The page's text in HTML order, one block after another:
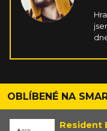
OBLÍBENÉ NA
Resident